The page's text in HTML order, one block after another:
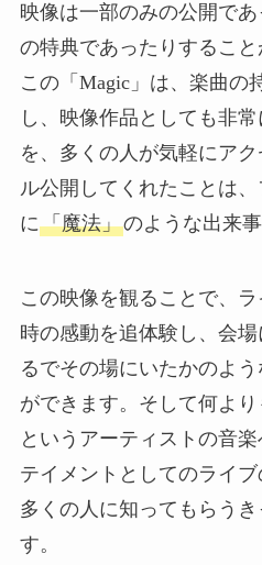
映像は一部のみの公開で
の特典であったりすること
この「Magic」は、楽曲の
し、映像作品としても非
を、多くの人が気軽にアク
ル公開してくれたことは
に「魔法」のような出来
この映像を観ることで、
時の感動を追体験し、会
るでその場にいたかのよ
ができます。そして何より
というアーティストの音
テイメントとしてのライ
多くの人に知ってもらう
す。